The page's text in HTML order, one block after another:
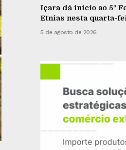
Içara dá início ao 5º
Etnias nesta quarta-
5 de agosto de 2026